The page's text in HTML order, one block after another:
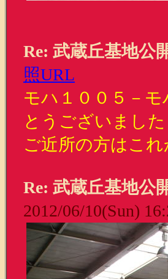
Re: 武蔵丘基地公
照URL
モハ１００５－
とうございまし
ご近所の方はこ
Re: 武蔵丘基地公
2012/06/10(Sun)